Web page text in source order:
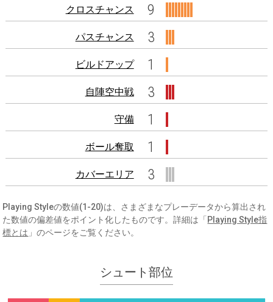
クロスチャンス 9
パスチャンス 3
ビルドアップ 1
自陣空中戦 3
守備 1
ボール奪取 1
カバーエリア 3
Playing Styleの数値(1-20)は、さまざまなプレーデータから算出され
た数値の偏差値をポイント化したものです。詳細は「 Playing Style指
標とは 」のページをご覧ください。
シュート部位